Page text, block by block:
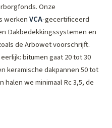
Onze
werkenVCA-gecertificeerd
Dakbedekkingssystemen en
de Arbowet voorschrijft.
bitumen gaat 20 tot 30
keramische dakpannen 50 tot
halen we minimaal Rc 3,5, de